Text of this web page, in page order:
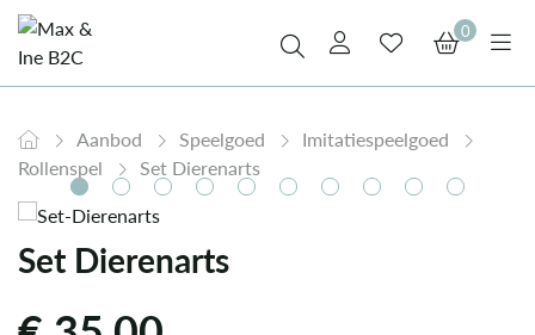
0
Aanbod Speelgoed
Imitatiespeelgoed
Rollenspel
Set Dierenarts
Set Dierenarts